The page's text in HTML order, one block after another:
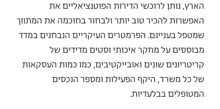
הארץ, נותן לרוכשי הדירות הפוטנציאליים את
האפשרות להכיר טוב יותר ולבחור בחוכמה את המתווך
שמטפל בעניינם. הפרמטרים העיקריים הנבחנים במדד
מבוססים על מחקר איכותי וסטים מדידים של
קריטריונים שונים ואובייקטיבים, כמו כמות העסקאות
של כל משרד, היקף הפעילות ומספר הנכסים
המטופלים בבלעדיות.